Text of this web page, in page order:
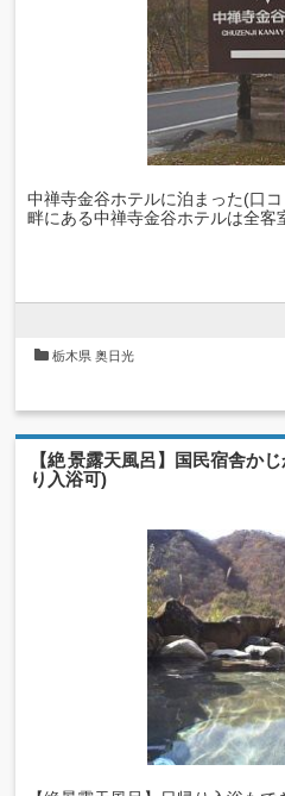
中禅寺金谷ホテルに泊まった(口
畔にある中禅寺金谷ホテルは全
栃木県 奥日光
【絶景露天風呂】国民宿舎かじか荘足尾温泉に入った(日帰
り入浴可)